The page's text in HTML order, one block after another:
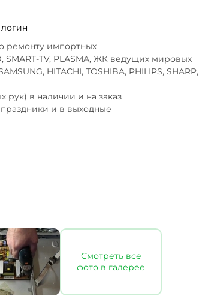
ремонту импортных
TV, PLASMA, ЖК ведущих мировых
HITACHI, TOSHIBA, PHILIPS, SHARP,
рук) в наличии и на заказ
и в выходные
Смотреть все
фото в галерее